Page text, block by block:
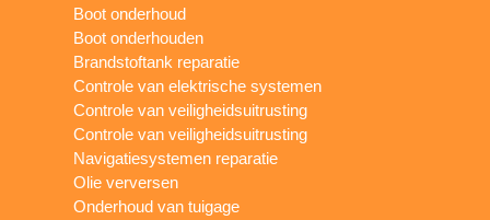
Boot onderhoud
Boot onderhouden
Brandstoftank reparatie
Controle van elektrische systemen
Controle van veiligheidsuitrusting
Controle van veiligheidsuitrusting
Navigatiesystemen reparatie
Olie verversen
Onderhoud van tuigage